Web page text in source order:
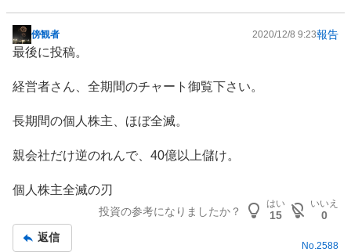
掲
示
記
傍観者 2020/12/8 9:23報告
最後に投稿。
経営者さん、全期間のチャート御覧下さい。
長期間の個人株主、ほぼ全滅。
親会社だけ逆のれんで、40億以上儲け。
個人株主全滅の刃
投資の参考になりましたか？
はい
15
いいえ
0
返信
No. 2588